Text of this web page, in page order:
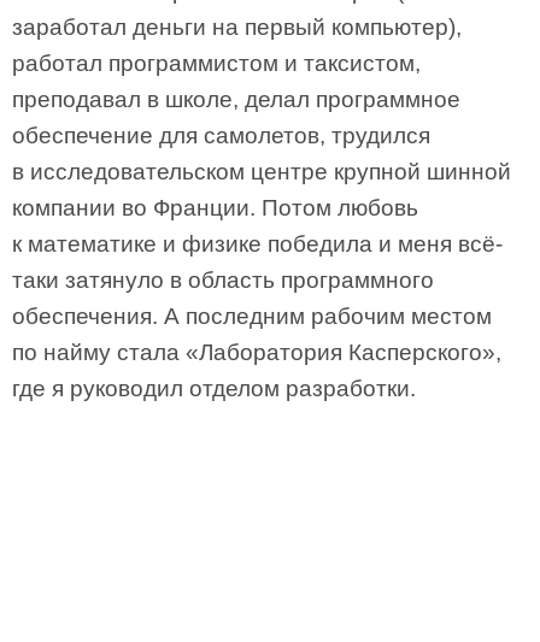
заработал деньги на первый компьютер),
работал программистом и таксистом,
преподавал в школе, делал программное
обеспечение для самолетов, трудился
в исследовательском центре крупной шинной
компании во Франции. Потом любовь
к математике и физике победила и меня всё-
таки затянуло в область программного
обеспечения. А последним рабочим местом
по найму стала «Лаборатория Касперского»,
где я руководил отделом разработки.